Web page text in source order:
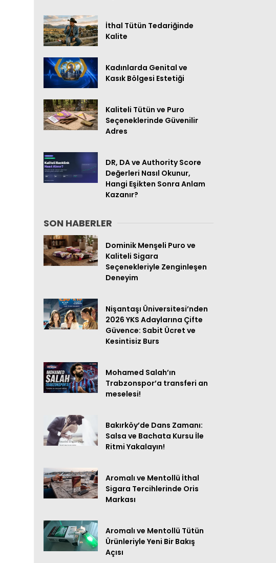
İthal Tütün Tedariğinde
Kalite
Kadınlarda Genital ve
Kasık Bölgesi Estetiği
Kaliteli Tütün ve Puro
Seçeneklerinde Güvenilir
Adres
DR, DA ve Authority Score
Değerleri Nasıl Okunur,
Hangi Eşikten Sonra Anlam
Kazanır?
SON HABERLER
Dominik Menşeli Puro ve
Kaliteli Sigara
Seçenekleriyle Zenginleşen
Deneyim
Nişantaşı Üniversitesi’nden
2026 YKS Adaylarına Çifte
Güvence: Sabit Ücret ve
Kesintisiz Burs
Mohamed Salah’ın
Trabzonspor’a transferi an
meselesi!
Bakırköy’de Dans Zamanı:
Salsa ve Bachata Kursu İle
Ritmi Yakalayın!
Aromalı ve Mentollü İthal
Sigara Tercihlerinde Oris
Markası
Aromalı ve Mentollü Tütün
Ürünleriyle Yeni Bir Bakış
Açısı